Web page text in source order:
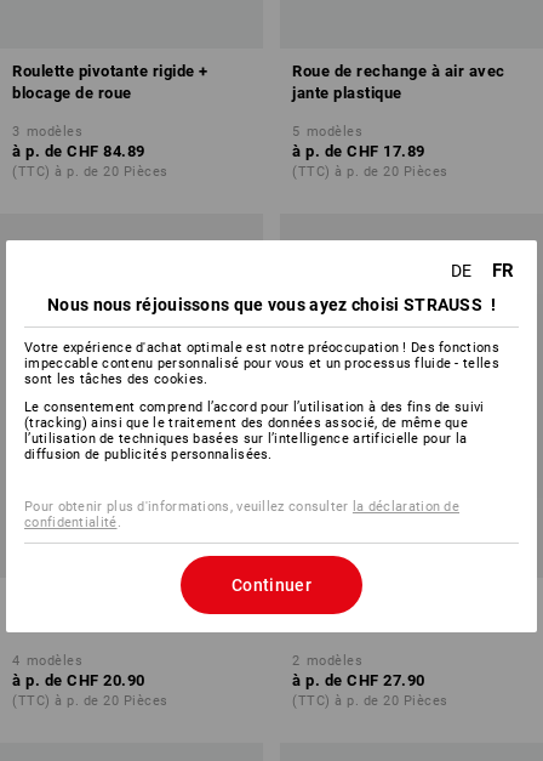
Roulette pivotante rigide +
blocage de roue
3 modèles
à p. de CHF 84.89
(TTC) à p. de 20 Pièces
Roue de rechange à air avec
jante plastique
5 modèles
à p. de CHF 17.89
(TTC) à p. de 20 Pièces
Roue de rechange à air avec
4 modèles
à p. de CHF 20.90
(TTC) à p. de 20 Pièces
Roue de rechange en
2 modèles
à p. de CHF 27.90
(TTC) à p. de 20 Pièces
DE FR
Nous nous réjouissons que vous ayez choisi STRAUSS !
Votre expérience d'achat optimale est notre préoccupation ! Des fonctions
impeccable contenu personnalisé pour vous et un processus fluide - telles
sont les tâches des cookies.
Le consentement comprend l’accord pour l’utilisation à des fins de suivi
(tracking) ainsi que le traitement des données associé, de même que
l’utilisation de techniques basées sur l’intelligence artificielle pour la
diffusion de publicités personnalisées.
Pour obtenir plus d'informations, veuillez consulter la déclaration de
confidentialité
Continuer